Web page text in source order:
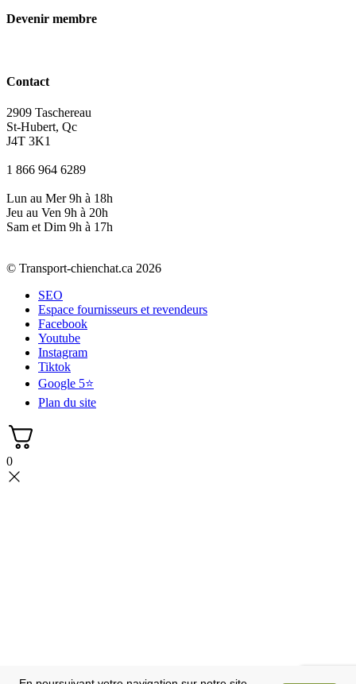
Devenir membre
Contact
2909 Taschereau
St-Hubert, Qc
J4T 3K1
1 866 964 6289
Lun au Mer 9h à 18h
Jeu au Ven 9h à 20h
Sam et Dim 9h à 17h
© Transport-chienchat.ca 2026
SEO
Espace fournisseurs et revendeurs
Facebook
Youtube
Instagram
Tiktok
Google 5⭐
Plan du site
0